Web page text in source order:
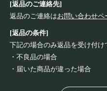
[返品のご連絡先]
返品のご連絡はお問い合わせペ
[返品の条件]
下記の場合のみ返品を受け付け
・不良品の場合
・届いた商品が違った場合